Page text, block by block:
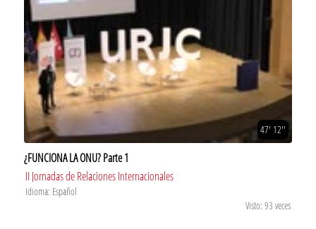
47' 12''
¿FUNCIONA LA ONU? Parte 1
II Jornadas de Relaciones Internacionales
Idioma: Español
Visto: 93 veces